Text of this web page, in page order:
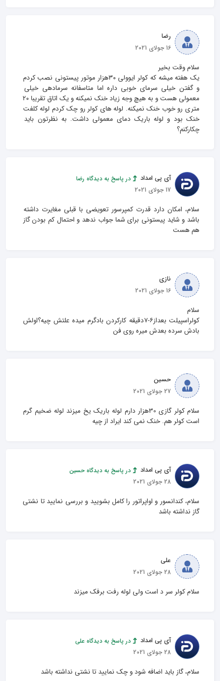
رضا
16 جولای 2021
یک هفته میشه که کولر ایوولی ۳۰هزار موتور پیستونی نصب کردم
و گفتن خیلی سرمای خوبی داره اما متاسفانه سرمادهی خیلی
متری رو خوب خنک نمیکنه. لوله های کولر رو چک کردم لوله کلفت
خنک بود و لوله باریک دمای معمولی داشت. به نظرتون باید
چکارکنم؟
آی پی امداد
در پاسخ به دیدگاه رضا
17 جولای 2021
سلام، امکان دارد قدرت کمپرسور تعویضی با قبلی مغایرت داشته
باشد و شاید پیستونی برای شما جواب ندهد و احتمال کم بودن گاز
هم هست
نازی
16 جولای 2021
کولراسپیلت بعداز۶-۷دقیقه کارکردن بادگرم میده علتش چیه؟اولش
بادش سرده بعدش میره روی فن
حسین
27 جولای 2021
سلام کولر گازی 30هزار دارم لوله باریک یخ میزند لوله ضخیم گرم
است کولر هم. خنک نمی کند ایراد از چیه
آی پی امداد
در پاسخ به دیدگاه حسین
28 جولای 2021
سلام، کندانسور و اواپراتور را کامل بشویید و بررسی نمایید تا نشتی
گاز نداشته باشد
علی
28 جولای 2021
سلام کولر سر د است ولی لوله رفت برفک میزند
آی پی امداد
در پاسخ به دیدگاه علی
28 جولای 2021
سلام، گاز باید اضافه شود و چک نمایید تا نشتی نداشته باشد